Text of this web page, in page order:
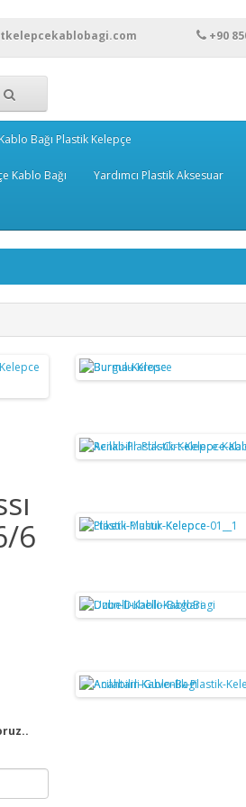
+90
Bağı Plastik Kelepçe
Kablo Bağı Yardımcı Plastik Aksesuar
6